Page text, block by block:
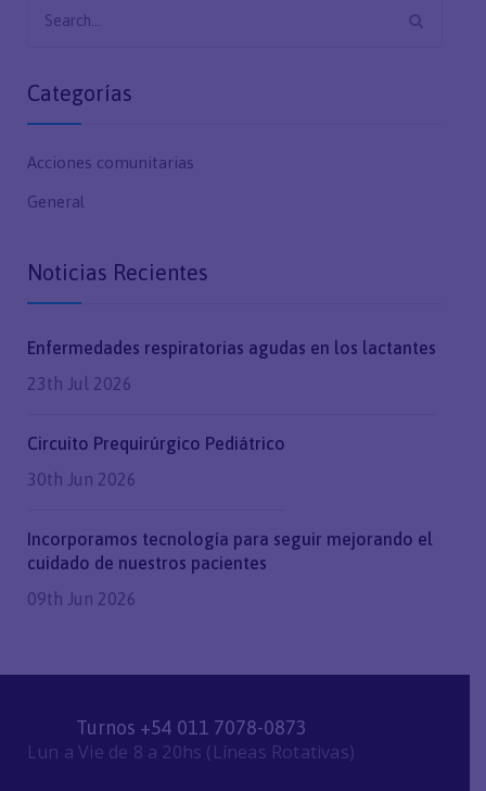
for:
Categorías
Acciones comunitarias
General
Noticias Recientes
Enfermedades respiratorias agudas en los lactantes
23th Jul 2026
Circuito Prequirúrgico Pediátrico
30th Jun 2026
Incorporamos tecnología para seguir mejorando el
cuidado de nuestros pacientes
09th Jun 2026
Turnos +54 011 7078-0873
Lun a Vie de 8 a 20hs (Líneas Rotativas)